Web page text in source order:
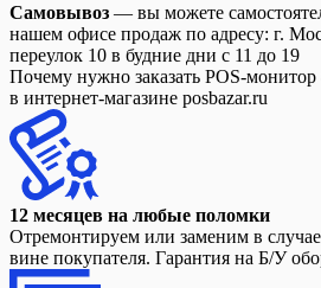
Самовывоз — вы можете
нашем офисе продаж по адресу: г.
переулок 10 в будние дни с 11 до 19
Почему нужно заказать POS-
в интернет-магазине posbazar.ru
12 месяцев на любые поломки
Отремонтируем или заменим в
вине покупателя. Гарантия на Б/У